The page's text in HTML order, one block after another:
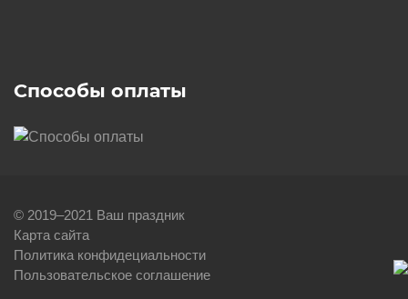
Способы оплаты
© 2019–2021 Ваш праздник
Карта сайта
Политика конфидециальности
Пользовательское соглашение